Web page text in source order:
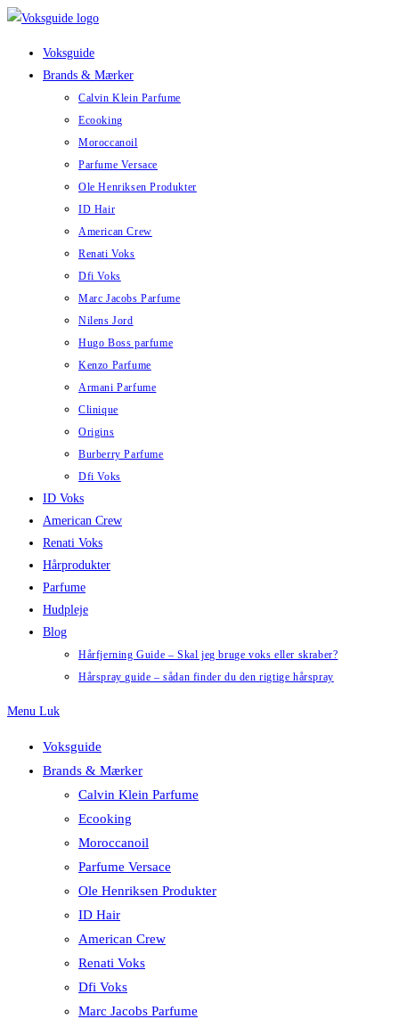
Skip
Voksguide
Brands & Mærker
Calvin Klein Parfume
Ecooking
Moroccanoil
Parfume Versace
Ole Henriksen Produkter
ID Hair
American Crew
Renati Voks
Dfi Voks
Marc Jacobs Parfume
Nilens Jord
Hugo Boss parfume
Kenzo Parfume
Armani Parfume
Clinique
Origins
Burberry Parfume
Dfi Voks
ID Voks
American Crew
Renati Voks
Hårprodukter
Parfume
Hudpleje
Blog
Hårfjerning Guide – Skal jeg bruge voks eller skraber?
Hårspray guide – sådan finder du den rigtige hårspray
Menu Luk
Voksguide
Brands & Mærker
Calvin Klein Parfume
Ecooking
Moroccanoil
Parfume Versace
Ole Henriksen Produkter
ID Hair
American Crew
Renati Voks
Dfi Voks
Marc Jacobs Parfume